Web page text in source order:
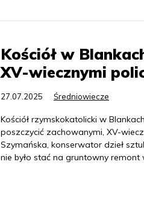
Kościół w
XV-wiecznymi
27.07.2025 Średniowiecze
Kościół rzymskokatolicki w
poszczycić zachowanymi, XV-
Szymańska, konserwator dzieł
nie było stać na gruntowny remont